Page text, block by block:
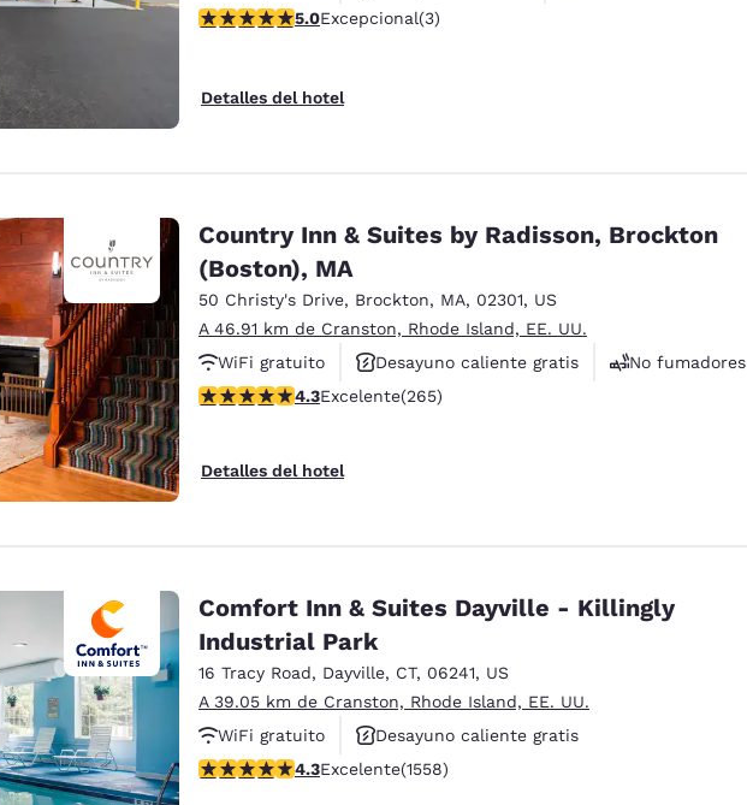
calificación de 5 estrellas. Excepcional. 3 reseñas
5.0Excepcional(3)
Detalles del hotel
Country Inn & Suites by Radisson, Brockton
(Boston), MA
50 Christy's Drive, Brockton, MA, 02301, US
A 46.91 km de Cranston, Rhode Island, EE. UU.
WiFi gratuito
Desayuno caliente gratis
No fumadores
calificación de 4.29 estrellas. Excelente. 265 reseñas
4.3Excelente(265)
Detalles del hotel
Comfort Inn & Suites Dayville - Killingly
Industrial Park
16 Tracy Road, Dayville, CT, 06241, US
A 39.05 km de Cranston, Rhode Island, EE. UU.
WiFi gratuito
Desayuno caliente gratis
Se aceptan mascotas
calificación de 4.27 estrellas. Excelente. 1558 reseñas
4.3Excelente(1558)